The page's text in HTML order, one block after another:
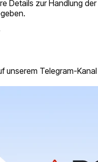
Details zur Handlung der
unserem Telegram-Kanal